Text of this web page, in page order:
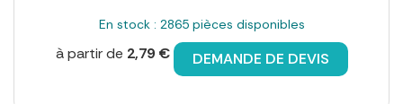
En stock : 2865 pièces disponibles
à partir de 2,79 € DEMANDE DE DEVIS